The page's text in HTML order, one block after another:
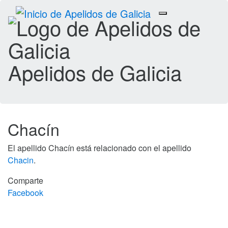
Toggle
navigation
Apelidos de Galicia
Chacín
El apellido Chacín está relacionado con el apellido
Chacin.
Comparte
Facebook